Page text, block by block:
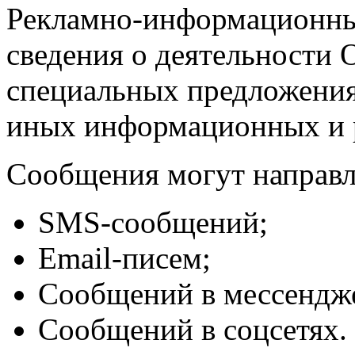
Рекламно-
сведения о деятельности
специальных
иных информационных и
Сообщения могут
SMS-сообщений;
Email-писем;
Сообщений в
Сообщений в соцсетях.